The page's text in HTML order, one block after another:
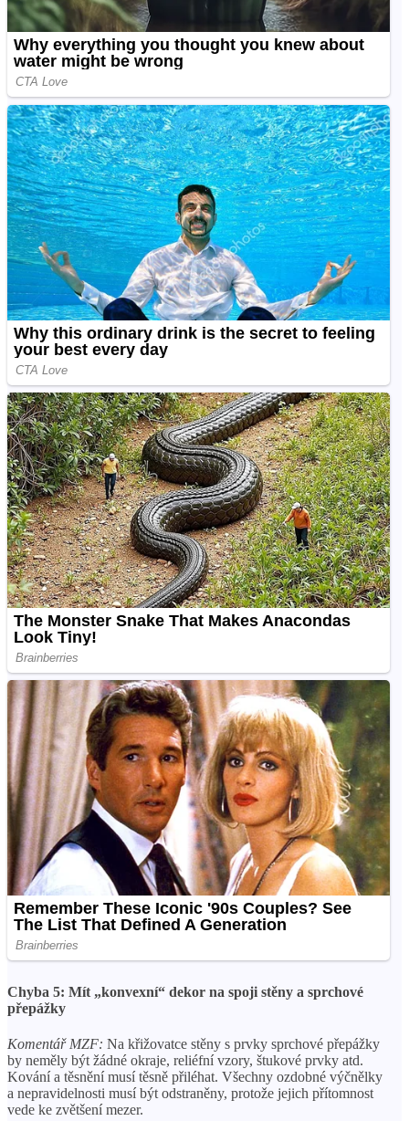
Chyba 5: Mít „konvexní“ dekor na spoji stěny a sprchové
přepážky
Komentář MZF: Na křižovatce stěny s prvky sprchové přepážky
by neměly být žádné okraje, reliéfní vzory, štukové prvky atd.
Kování a těsnění musí těsně přiléhat. Všechny ozdobné výčnělky
a nepravidelnosti musí být odstraněny, protože jejich přítomnost
vede ke zvětšení mezer.